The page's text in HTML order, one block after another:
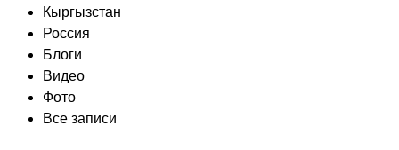
Кыргызстан
Россия
Блоги
Видео
Фото
Все записи